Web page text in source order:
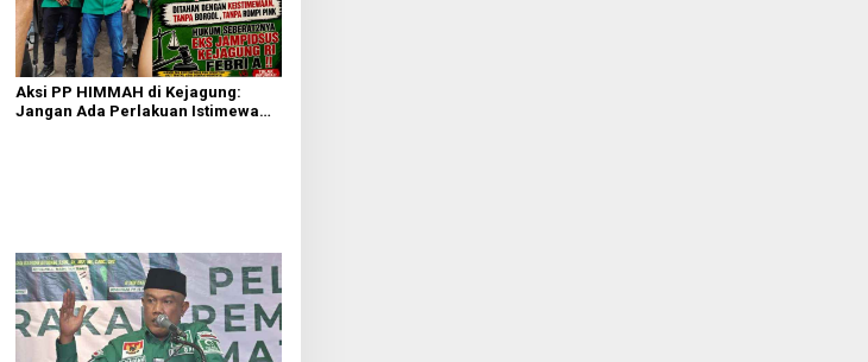
Aksi PP HIMMAH di Kejagung:
Jangan Ada Perlakuan Istimewa